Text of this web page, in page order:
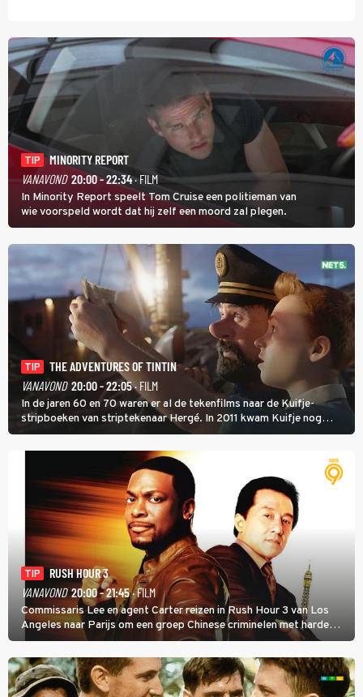
TIP
MINORITY REPORT
VANAVOND 20:00 - 22:34· FILM
In Minority Report speelt Tom Cruise een politieman van
wie voorspeld wordt dat hij zelf een moord zal plegen.
TIP
THE ADVENTURES OF TINTIN
VANAVOND 20:00 - 22:05· FILM
In de jaren 60 en 70 waren er al de tekenfilms naar de Kuifje-
stripboeken van striptekenaar Hergé. In 2011 kwam Kuifje nog
meer tot leven in The Adventures of Tintin van Steven Spielberg.
TIP
RUSH HOUR 3
VANAVOND 20:00 - 21:45· FILM
Commissaris Lee en agent Carter reizen in Rush Hour 3 van Los
Angeles naar Parijs om een groep Chinese criminelen met harde
hand aan te pakken.